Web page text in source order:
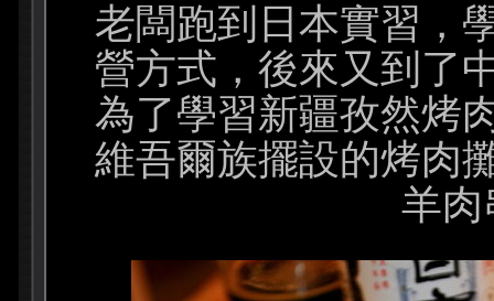
老闆跑到日本實習，
營方式，後來又到了
為了學習新疆孜然烤
維吾爾族擺設的烤肉
羊肉